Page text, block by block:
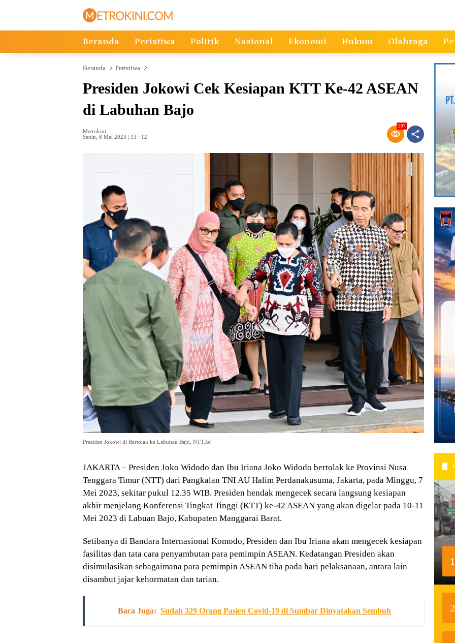
Beranda Peristiwa Politik Nasional Ekonomi Hukum Olahraga
Beranda Peristiwa
Presiden Jokowi Cek Kesiapan KTT Ke-42 ASEAN
di Labuhan Bajo
Metrokini
Senin, 8 Mei 2023 | 13 : 12
597
Presiden Jokowi di Bertolak ke Labuhan Bajo, NTT.Ist
JAKARTA – Presiden Joko Widodo dan Ibu Iriana Joko Widodo bertolak ke Provinsi Nusa
Tenggara Timur (NTT) dari Pangkalan TNI AU Halim Perdanakusuma, Jakarta, pada Minggu, 7
Mei 2023, sekitar pukul 12.35 WIB. Presiden hendak mengecek secara langsung kesiapan
akhir menjelang Konferensi Tingkat Tinggi (KTT) ke-42 ASEAN yang akan digelar pada 10-11
Mei 2023 di Labuan Bajo, Kabupaten Manggarai Barat.
Setibanya di Bandara Internasional Komodo, Presiden dan Ibu Iriana akan mengecek kesiapan
fasilitas dan tata cara penyambutan para pemimpin ASEAN. Kedatangan Presiden akan
disimulasikan sebagaimana para pemimpin ASEAN tiba pada hari pelaksanaan, antara lain
disambut jajar kehormatan dan tarian.
Baca Juga: Sudah 329 Orang Pasien Covid-19 di Sumbar Dinyatakan Sembuh
1
2